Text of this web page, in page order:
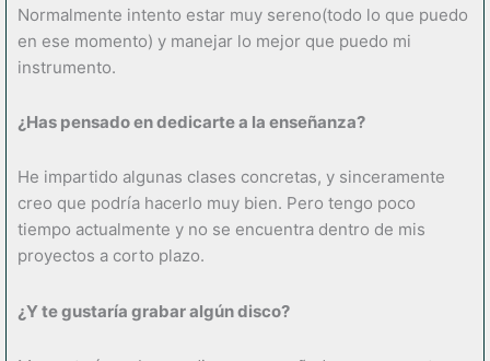
Normalmente intento estar muy sereno(todo lo que puedo
en ese momento) y manejar lo mejor que puedo mi
instrumento.
¿Has pensado en dedicarte a la enseñanza?
He impartido algunas clases concretas, y sinceramente
creo que podría hacerlo muy bien. Pero tengo poco
tiempo actualmente y no se encuentra dentro de mis
proyectos a corto plazo.
¿Y te gustaría grabar algún disco?